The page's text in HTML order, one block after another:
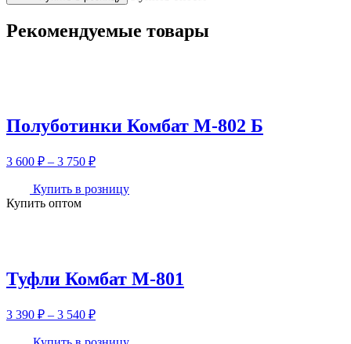
Рекомендуемые товары
Полуботинки Комбат М-802 Б
3 600 ₽ – 3 750 ₽Диапазон
3
Купить в розницу
Купить оптом
Туфли Комбат М-801
3 390 ₽ – 3 540 ₽Диапазон
3